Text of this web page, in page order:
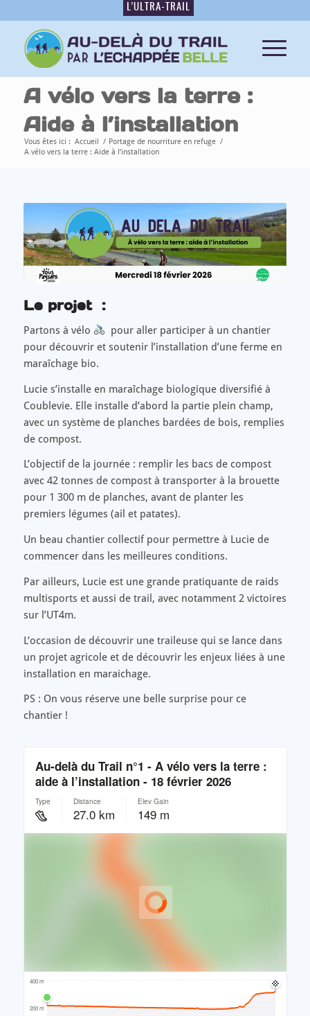
L’ULTRA-TRAIL
A vélo vers la terre :
Aide à l’installation
Vous êtes ici : Accueil / Portage de nourriture en refuge /
A vélo vers la terre : Aide à l’installation
Le projet :
Partons à vélo
pour aller participer à un chantier
pour découvrir et soutenir l’installation d’une ferme en
maraîchage bio.
Lucie s’installe en maraîchage biologique diversifié à
Coublevie. Elle installe d’abord la partie plein champ,
avec un système de planches bardées de bois, remplies
de compost.
L’objectif de la journée : remplir les bacs de compost
avec 42 tonnes de compost à transporter à la brouette
pour 1 300 m de planches, avant de planter les
premiers légumes (ail et patates).
Un beau chantier collectif pour permettre à Lucie de
commencer dans les meilleures conditions.
Par ailleurs, Lucie est une grande pratiquante de raids
multisports et aussi de trail, avec notamment 2 victoires
sur l’UT4m.
L’occasion de découvrir une traileuse qui se lance dans
un projet agricole et de découvrir les enjeux liées à une
installation en maraichage.
PS : On vous réserve une belle surprise pour ce
chantier !